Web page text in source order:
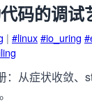
码的调
| #linux#io_uring
从症状收敛、